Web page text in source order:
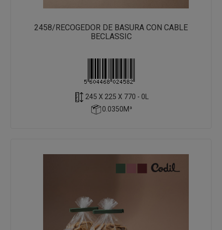
2458/RECOGEDOR DE BASURA CON CABLE
BECLASSIC
245 X 225 X 770 - 0L
0.0350M³